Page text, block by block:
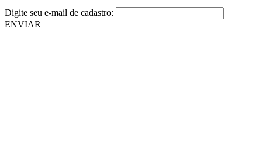
Digite seu e-mail de cadastro:
ENVIAR